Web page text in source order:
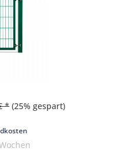
* (25% gespart)